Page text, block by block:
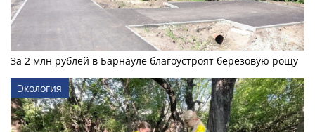
За 2 млн рублей в Барнауле благоустроят березовую рощу
Экология